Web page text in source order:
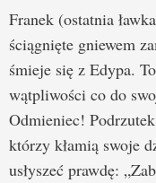
Franek (ostatnia
ściągnięte gniewem
śmieje się z Edypa.
wątpliwości co do
Odmieniec!
którzy kłamią swoje
usłyszeć prawdę: